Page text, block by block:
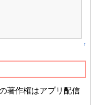
↑
著作権はアプリ配信